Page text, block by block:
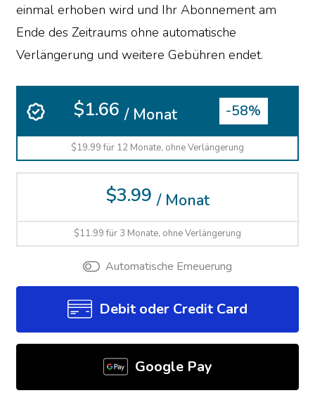
einmal erhoben wird und Ihr Abonnement am
Ende des Zeitraums ohne automatische
Verlängerung und weitere Gebühren endet.
$1.66 / Monat -58%
$19.99 für 12 Monate, ohne Verlängerung
$3.99 / Monat
$11.99 für 3 Monate, ohne Verlängerung
Automatische Erneuerung
Debit oder Credit Card
Google Pay